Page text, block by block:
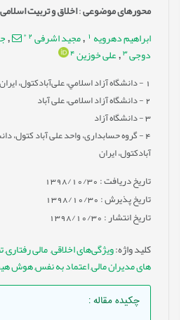
محورهای موضوعی:اخلاق و تربیت اسلامی
ابراهيم دهرويه1
, مجید اشرفی 2
*
,
دوجی 3
,علی خوزین 4
- دانشگاه آزاد اسلامي، علی‌آبادکتول، ایران
2- دانشگاه آزاد اسلامی، علی آباد
3- دانشگاه آزاد
4- گروه حسابداری، واحد علی آباد کتول،
آبادکتول، ایران
تاریخ دریافت : 1398/10/30
تاریخ پذیرش : 1398/10/30
تاریخ انتشار : 1398/10/30
کلید واژه:ویژگی‌های اخلاقی,‌ مالی رفتاری,
های مدیران مالی,اعتماد به نفس,هوش
چکیده مقاله: